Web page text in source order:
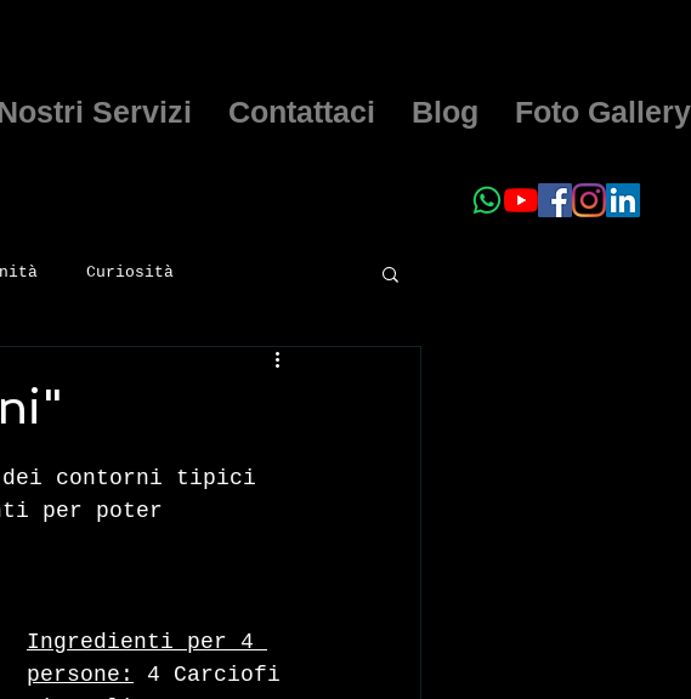
Servizi Contattaci Blog Foto Gallery
Curiosità
dei contorni tipici
per poter
Ingredienti per 4
persone:
4 Carciofi